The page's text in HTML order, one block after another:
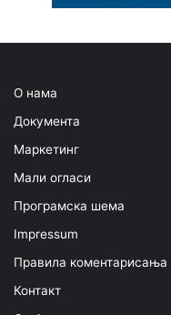
О нама
Документа
Маркетинг
Мали огласи
Програмска шема
Impressum
Правила
Контакт